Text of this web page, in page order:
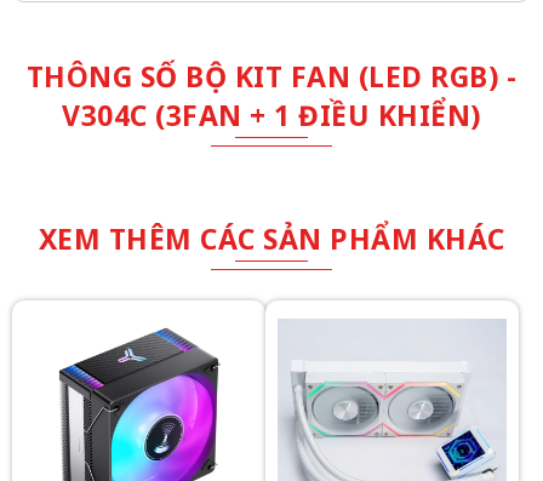
THÔNG SỐ BỘ KIT FAN (LED RGB) -
V304C (3FAN + 1 ĐIỀU KHIỂN)
XEM THÊM CÁC SẢN PHẨM KHÁC